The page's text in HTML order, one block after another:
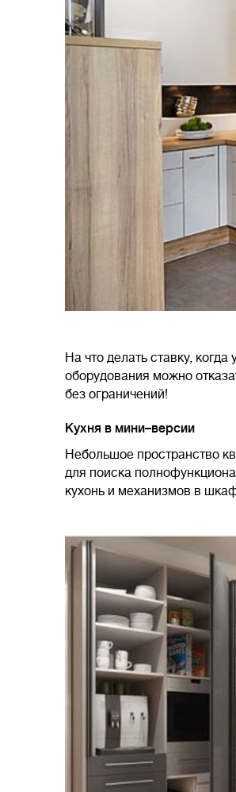
На что делать ставку,
оборудования можно
без ограничений!
Кухня в мини–версии
Небольшое пространство
для поиска
кухонь и механизмов в